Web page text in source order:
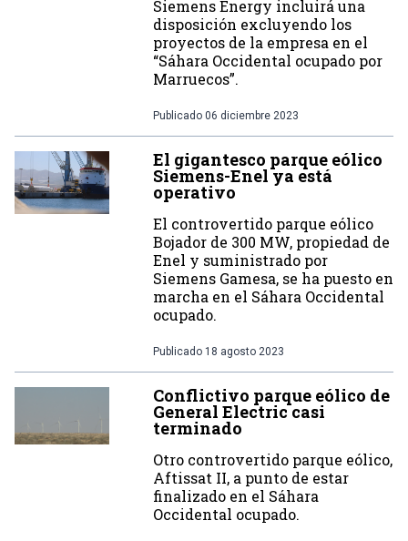
Siemens Energy incluirá una
disposición excluyendo los
proyectos de la empresa en el
“Sáhara Occidental ocupado por
Marruecos”.
Publicado 06 diciembre 2023
El gigantesco parque eólico
Siemens-Enel ya está
operativo
El controvertido parque eólico
Bojador de 300 MW, propiedad de
Enel y suministrado por
Siemens Gamesa, se ha puesto en
marcha en el Sáhara Occidental
ocupado.
Publicado 18 agosto 2023
Conflictivo parque eólico de
General Electric casi
terminado
Otro controvertido parque eólico,
Aftissat II, a punto de estar
finalizado en el Sáhara
Occidental ocupado.